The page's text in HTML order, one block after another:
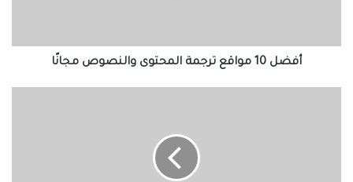
أفضل 10 مواقع ترجمة المحتوى والنصوص مجانًا